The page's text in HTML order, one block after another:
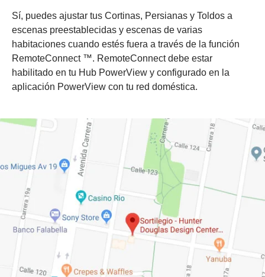
Sí, puedes ajustar tus Cortinas, Persianas y Toldos a
escenas preestablecidas y escenas de varias
habitaciones cuando estés fuera a través de la función
RemoteConnect ™. RemoteConnect debe estar
habilitado en tu Hub PowerView y configurado en la
aplicación PowerView con tu red doméstica.